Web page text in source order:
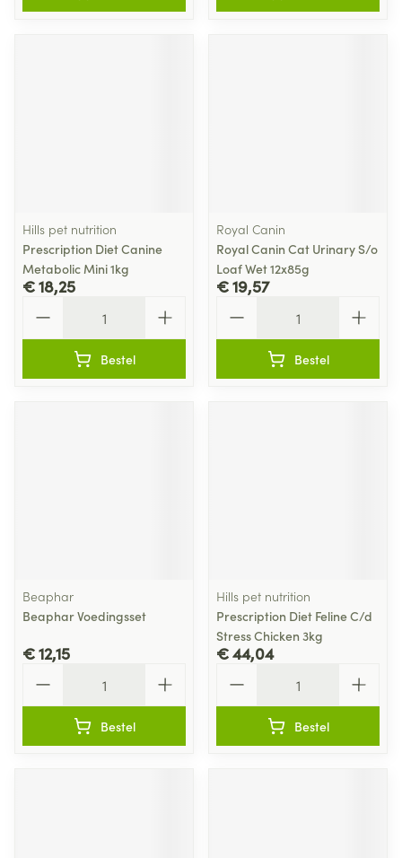
Hills pet nutrition
Prescription Diet Canine
Metabolic Mini 1kg
€ 18,25
Bestel
Royal Canin
Royal Canin Cat Urinary S/o
Loaf Wet 12x85g
€ 19,57
Bestel
Beaphar
Beaphar Voedingsset
€ 12,15
Bestel
Hills pet nutrition
Prescription Diet Feline C/d
Stress Chicken 3kg
€ 44,04
Bestel